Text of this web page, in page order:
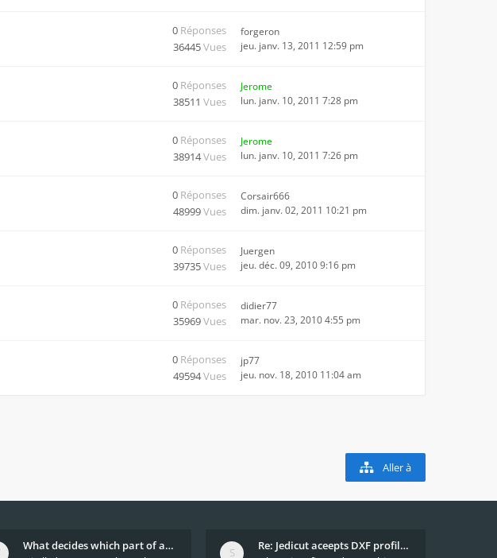
0 Réponses
36445Vues
forgeron
jeu. janv. 13, 2011 12:59 pm
0 Réponses
38511 Vues
Jerome
lun. janv. 10, 2011 7:28 pm
0 Réponses
38914Vues
Jerome
lun. janv. 10, 2011 7:26 pm
0 Réponses
48999Vues
Corsair666
dim. janv. 02, 2011 10:21 pm
0 Réponses
39735Vues
Juergen
jeu. déc. 09, 2010 9:16 pm
0 Réponses
35969Vues
didier77
mar. nov. 23, 2010 4:55 pm
0 Réponses
49594Vues
jp77
jeu. nov. 18, 2010 11:04 am
Aller à
What decides which part of an airfoil is the extra
Re: Jedicut aceepts DXF profile, but It won't cut